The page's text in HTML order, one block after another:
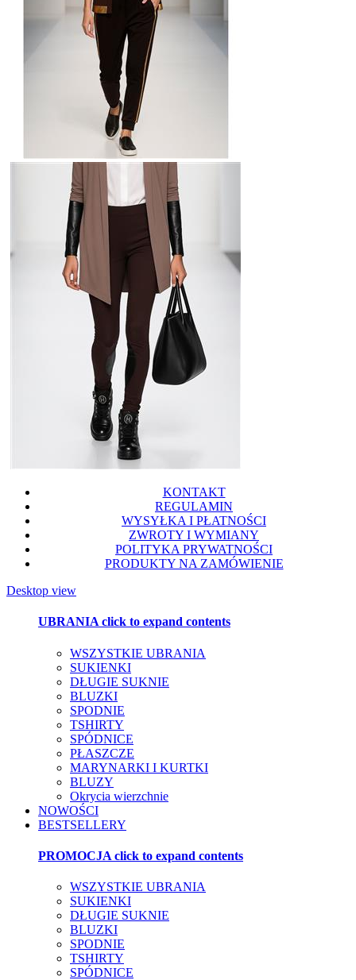
KONTAKT
REGULAMIN
WYSYŁKA I PŁATNOŚCI
ZWROTY I WYMIANY
POLITYKA PRYWATNOŚCI
PRODUKTY NA ZAMÓWIENIE
Desktop view
UBRANIAclick to expand contents
WSZYSTKIE UBRANIA
SUKIENKI
DŁUGIE SUKNIE
BLUZKI
SPODNIE
TSHIRTY
SPÓDNICE
PŁASZCZE
MARYNARKI I KURTKI
BLUZY
Okrycia wierzchnie
NOWOŚCI
BESTSELLERY
PROMOCJA click to expand contents
WSZYSTKIE UBRANIA
SUKIENKI
DŁUGIE SUKNIE
BLUZKI
SPODNIE
TSHIRTY
SPÓDNICE